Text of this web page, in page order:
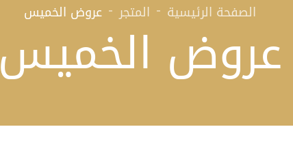
عروض الخميس
الصفحة الرئيسية المتجر عروض الخميس